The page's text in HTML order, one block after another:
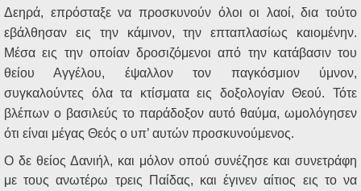
Δεηρά, επρόσταξε να προσκυνούν όλοι οι λαοί, δια τούτο
εβάλθησαν εις την κάμινον, την επταπλασίως καιομένην.
Μέσα εις την οποίαν δροσιζόμενοι από την κατάβασιν του
θείου Αγγέλου, έψαλλον τον παγκόσμιον ύμνον,
συγκαλούντες όλα τα κτίσματα εις δοξολογίαν Θεού. Τότε
βλέπων ο βασιλεύς το παράδοξον αυτό θαύμα, ωμολόγησεν
ότι είναι μέγας Θεός ο υπ’ αυτών προσκυνούμενος.
Ο δε θείος Δανιήλ, και μόλον οπού συνέζησε και συνετράφη
με τους ανωτέρω τρεις Παίδας, και έγινεν αίτιος εις το να